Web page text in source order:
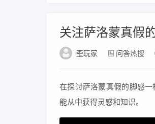
关注萨洛蒙真假
歪玩家 问答热搜
在探讨萨洛蒙真假的脚感
能从中获得灵感和知识。